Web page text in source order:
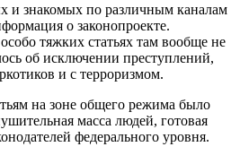
и знакомых по различным каналам
о законопроекте.
тяжких статьях там вообще не
об исключении преступлений,
и с терроризмом.
на зоне общего режима было
масса людей, готовая
федерального уровня.